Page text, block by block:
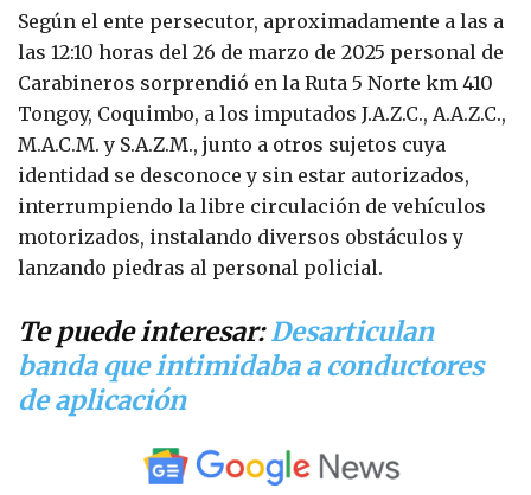
Según el ente persecutor, aproximadamente a las a
las 12:10 horas del 26 de marzo de 2025 personal de
Carabineros sorprendió en la Ruta 5 Norte km 410
Tongoy, Coquimbo, a los imputados J.A.Z.C., A.A.Z.C.,
M.A.C.M. y S.A.Z.M., junto a otros sujetos cuya
identidad se desconoce y sin estar autorizados,
interrumpiendo la libre circulación de vehículos
motorizados, instalando diversos obstáculos y
lanzando piedras al personal policial.
Te puede interesar:Desarticulan
banda que intimidaba a conductores
de aplicación